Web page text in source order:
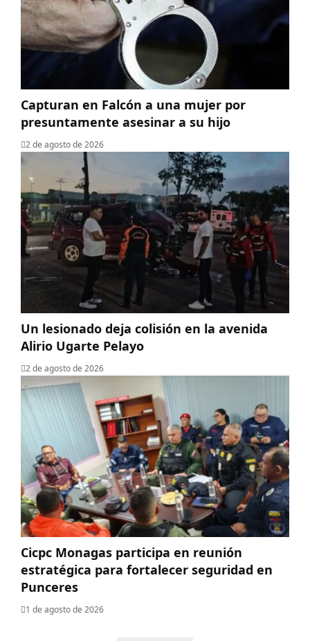
Capturan en Falcón a una mujer por
presuntamente asesinar a su hijo
2 de agosto de 2026
Un lesionado deja colisión en la avenida
Alirio Ugarte Pelayo
2 de agosto de 2026
Cicpc Monagas participa en reunión
estratégica para fortalecer seguridad en
Punceres
1 de agosto de 2026